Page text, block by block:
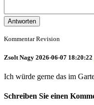
Antworten
Kommentar Revision
Zsolt Nagy 2026-06-07 18:20:22
Ich würde gerne das im
Schreiben Sie einen